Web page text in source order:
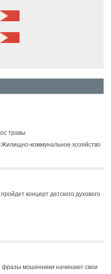
травы
коммунальное хозяйство
концерт детского духового
мошенники начинают свои